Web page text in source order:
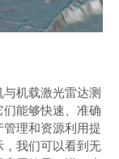
机载激光雷达测
能够快速、准确
理和资源利用提
我们可以看到无